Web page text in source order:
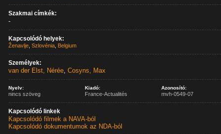
Szakmai címkék:
-
Kapcsolódó helyek:
Ženavlje ,Szlovénia Belgium
Személyek:
van der Elst, Nérée,Cosyns, Max
Nyelv:
nincs szöveg
Kiadó:
France-Actualités
Azonosító:
mvh-0549-07
Kapcsolódó linkek
Kapcsolódó filmek a NAVA-ból
Kapcsolódó dokumentumok az NDA-ból